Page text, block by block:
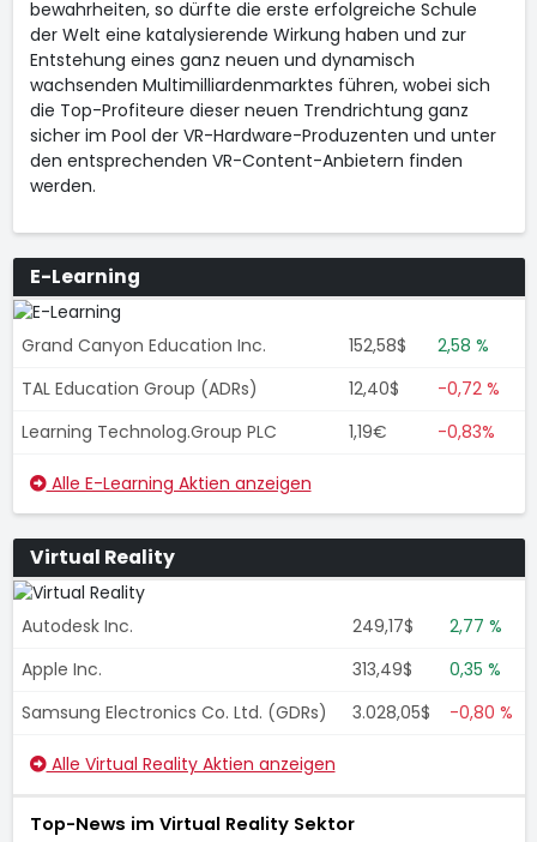
bewahrheiten, so dürfte die erste erfolgreiche Schule
der Welt eine katalysierende Wirkung haben und zur
Entstehung eines ganz neuen und dynamisch
wachsenden Multimilliardenmarktes führen, wobei sich
die Top-Profiteure dieser neuen Trendrichtung ganz
sicher im Pool der VR-Hardware-Produzenten und unter
den entsprechenden VR-Content-Anbietern finden
werden.
E-Learning
Grand Canyon Education Inc. 152,58$
2,58 %
TAL Education Group (ADRs)
12,40$
-0,72 %
Learning Technolog.Group PLC
1,19€ -0,83%
Alle E-Learning Aktien anzeigen
Virtual Reality
Autodesk Inc. 249,17$
2,77 %
Apple Inc.
313,49$
0,35 %
Samsung Electronics Co. Ltd. (GDRs)
3.028,05$ -0,80 %
Alle Virtual Reality Aktien anzeigen
Top-News im Virtual Reality Sektor